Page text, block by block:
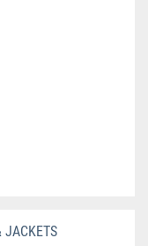
JACKETS